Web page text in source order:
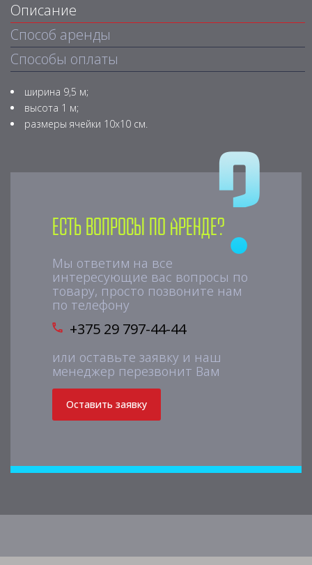
Описание
Способ аренды
Способы оплаты
ширина 9,5 м;
высота 1 м;
размеры ячейки 10х10 см.
Есть вопросы по аренде?
Мы ответим на все
интересующие вас вопросы по
товару, просто позвоните нам
по телефону
+375 29 797-44-44
или оставьте заявку и наш
менеджер перезвонит Вам
Оставить заявку